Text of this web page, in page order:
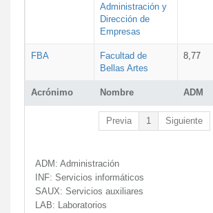
Acrónimo Nombre ADM
Administración y
Dirección de
Empresas
FBA
Facultad de
Bellas Artes
8,77
Previa 1 Siguiente
ADM: Administración
INF: Servicios informáticos
SAUX: Servicios auxiliares
LAB: Laboratorios